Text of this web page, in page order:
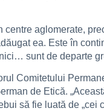
centre aglomerate,
ea. Este în
sunt de departe
Comitetului
de Etică.
să fie luată de „cei